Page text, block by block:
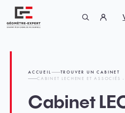
ACCUEIL
TROUVER UN CABINET
CABINET LECHENE ET ASSOCIÉS
Cabinet
Panneau de gestion des cookies